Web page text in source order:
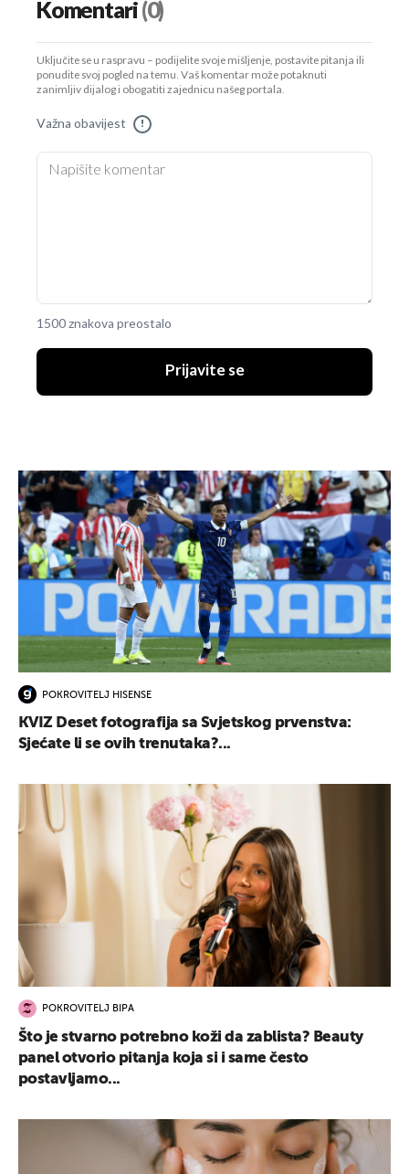
Komentari(0)
Uključite se u raspravu – podijelite svoje mišljenje, postavite pitanja ili
ponudite svoj pogled na temu. Vaš komentar može potaknuti
zanimljiv dijalog i obogatiti zajednicu našeg portala.
Važna obavijest !
1500 znakova preostalo
Prijavite se
POKROVITELJ HISENSE
KVIZ Deset fotografija sa Svjetskog prvenstva:
Sjećate li se ovih trenutaka?...
POKROVITELJ BIPA
Što je stvarno potrebno koži da zablista? Beauty
panel otvorio pitanja koja si i same često
postavljamo...